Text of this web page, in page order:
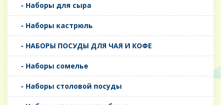
- Наборы для сыра
- Наборы кастрюль
- НАБОРЫ ПОСУДЫ ДЛЯ ЧАЯ И КОФЕ
- Наборы сомелье
- Наборы столовой посуды